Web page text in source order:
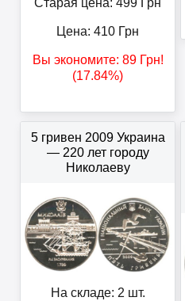
Старая цена: 499 Грн
Цена: 410 Грн
Вы экономите: 89Грн!
(17.84%)
5 гривен 2009 Украина
— 220 лет городу
Николаеву
На складе: 2 шт.